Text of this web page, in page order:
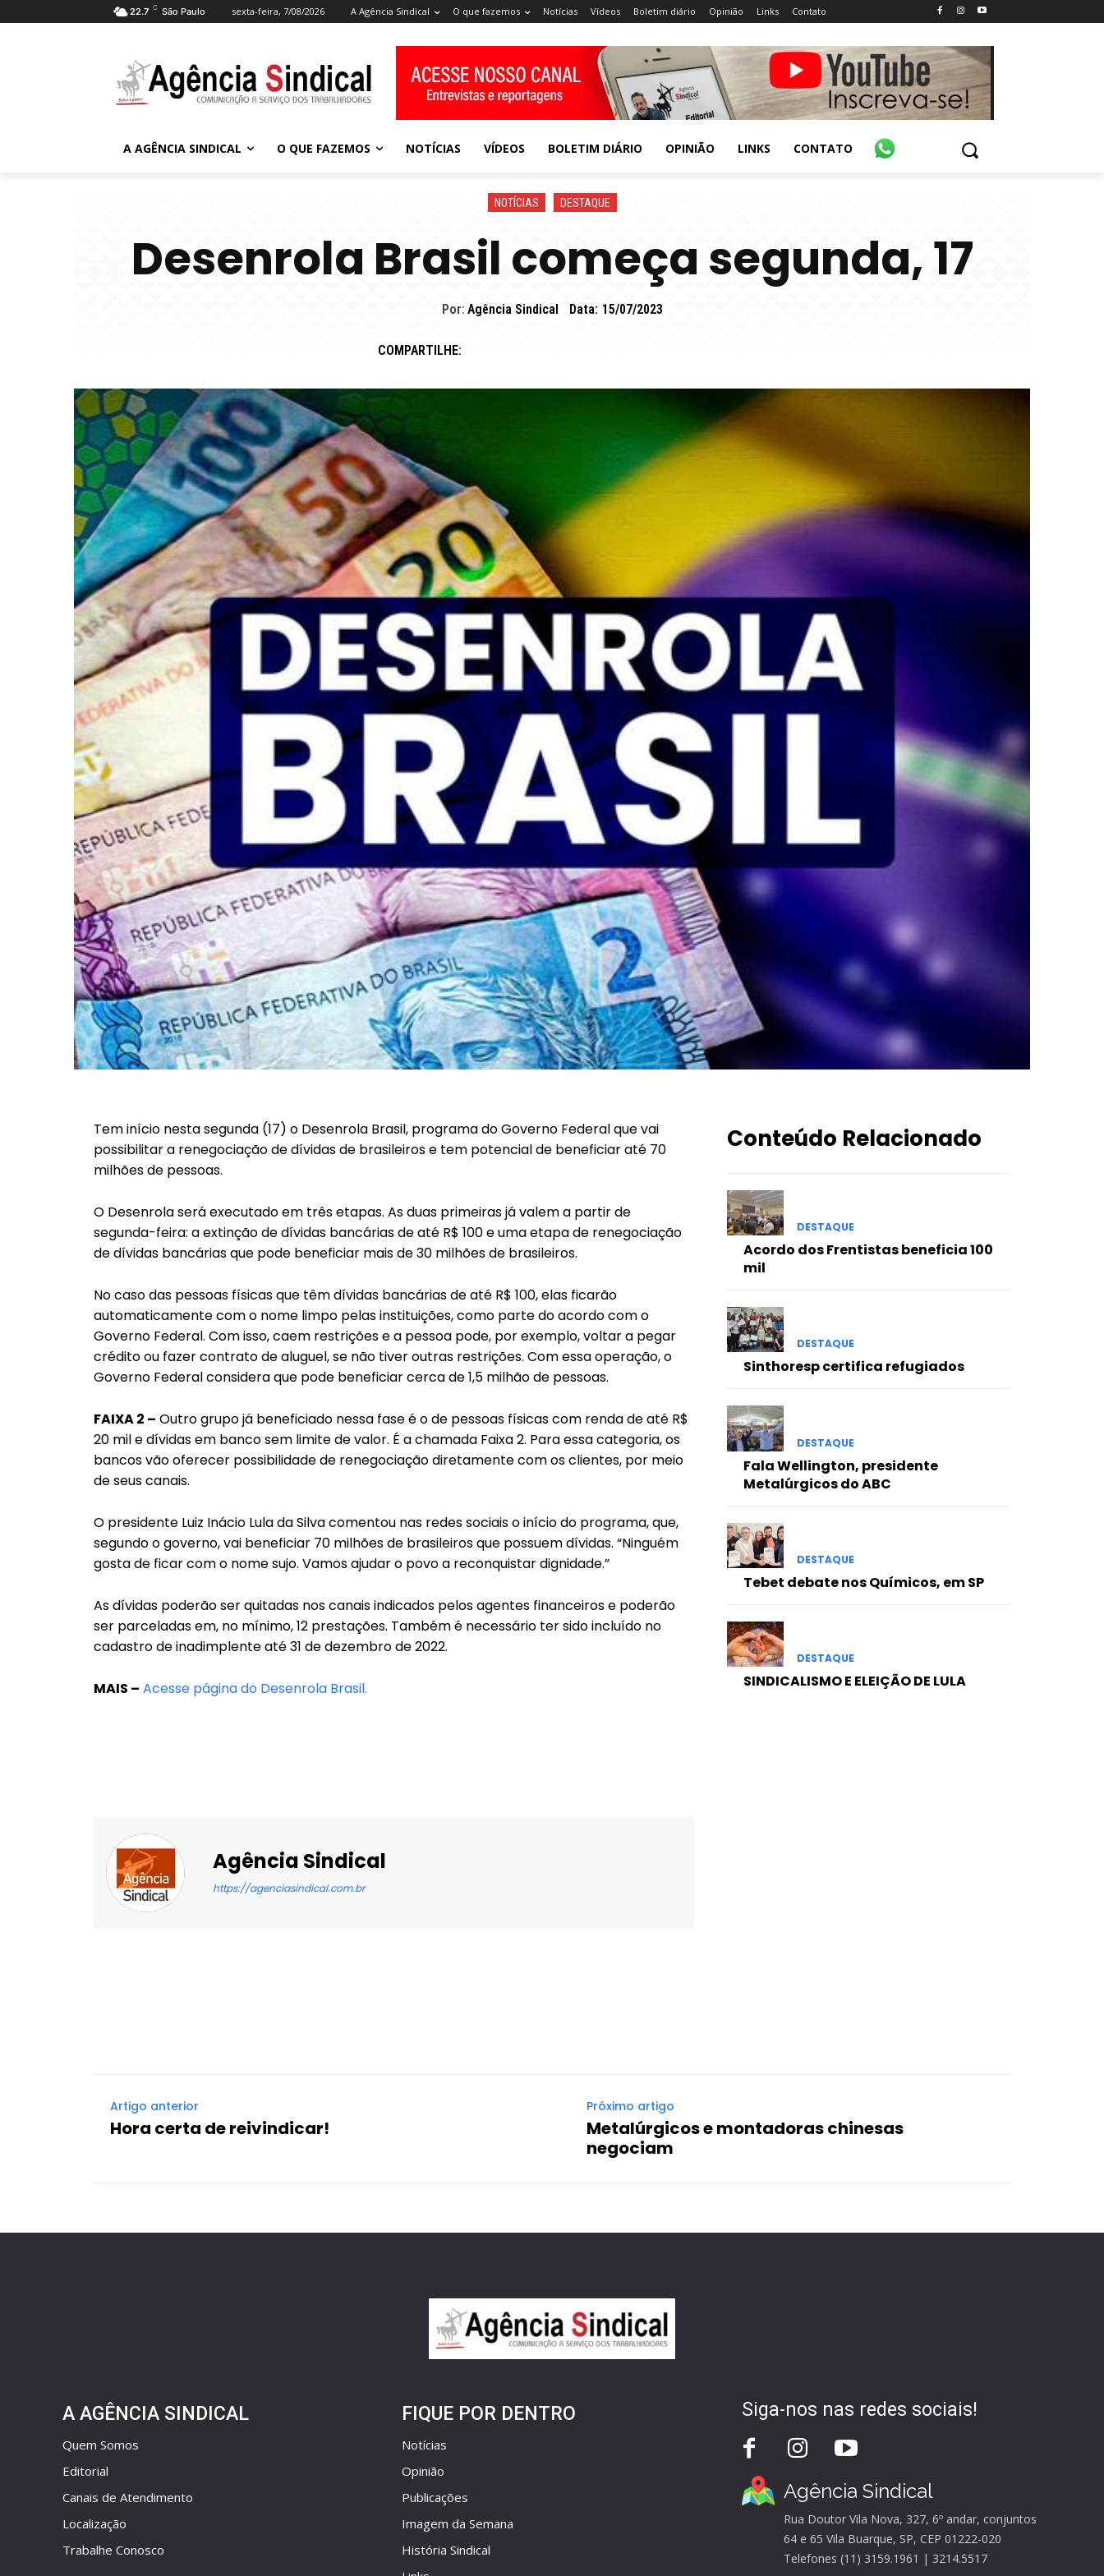
22.7 C São Paulo sexta-feira, 7/08/2026 A Agência Sindical O que fazemos Notícias Vídeos Boletim diário Opinião Links Contato
A AGÊNCIA SINDICAL O QUE FAZEMOS NOTÍCIAS VÍDEOS BOLETIM DIÁRIO OPINIÃO LINKS CONTATO
NOTÍCIAS DESTAQUE
Desenrola Brasil começa segunda, 17
Por: Agência Sindical Data: 15/07/2023
COMPARTILHE:
Tem início nesta segunda (17) o Desenrola Brasil, programa do Governo Federal que vai
possibilitar a renegociação de dívidas de brasileiros e tem potencial de beneficiar até 70
milhões de pessoas.
O Desenrola será executado em três etapas. As duas primeiras já valem a partir de
segunda-feira: a extinção de dívidas bancárias de até R$ 100 e uma etapa de renegociação
de dívidas bancárias que pode beneficiar mais de 30 milhões de brasileiros.
No caso das pessoas físicas que têm dívidas bancárias de até R$ 100, elas ficarão
automaticamente com o nome limpo pelas instituições, como parte do acordo com o
Governo Federal. Com isso, caem restrições e a pessoa pode, por exemplo, voltar a pegar
crédito ou fazer contrato de aluguel, se não tiver outras restrições. Com essa operação, o
Governo Federal considera que pode beneficiar cerca de 1,5 milhão de pessoas.
FAIXA 2 – Outro grupo já beneficiado nessa fase é o de pessoas físicas com renda de até R$
20 mil e dívidas em banco sem limite de valor. É a chamada Faixa 2. Para essa categoria, os
bancos vão oferecer possibilidade de renegociação diretamente com os clientes, por meio
de seus canais.
O presidente Luiz Inácio Lula da Silva comentou nas redes sociais o início do programa, que,
segundo o governo, vai beneficiar 70 milhões de brasileiros que possuem dívidas. “Ninguém
gosta de ficar com o nome sujo. Vamos ajudar o povo a reconquistar dignidade.”
As dívidas poderão ser quitadas nos canais indicados pelos agentes financeiros e poderão
ser parceladas em, no mínimo, 12 prestações. Também é necessário ter sido incluído no
cadastro de inadimplente até 31 de dezembro de 2022.
MAIS – Acesse página do Desenrola Brasil.
Agência Sindical
https://agenciasindical.com.br
Conteúdo Relacionado
DESTAQUE
Acordo dos Frentistas beneficia 100
mil
DESTAQUE
Sinthoresp certifica refugiados
DESTAQUE
Fala Wellington, presidente
Metalúrgicos do ABC
DESTAQUE
Tebet debate nos Químicos, em SP
DESTAQUE
SINDICALISMO E ELEIÇÃO DE LULA
Artigo anterior
Hora certa de reivindicar!
Próximo artigo
Metalúrgicos e montadoras chinesas
negociam
A AGÊNCIA SINDICAL
Quem Somos
Editorial
Canais de Atendimento
Localização
Trabalhe Conosco
FIQUE POR DENTRO
Notícias
Opinião
Publicações
Imagem da Semana
História Sindical
Siga-nos nas redes sociais!
Agência Sindical
Rua Doutor Vila Nova, 327, 6º andar, conjuntos
64 e 65 Vila Buarque, SP, CEP 01222-020
Telefones (11) 3159.1961 | 3214.5517